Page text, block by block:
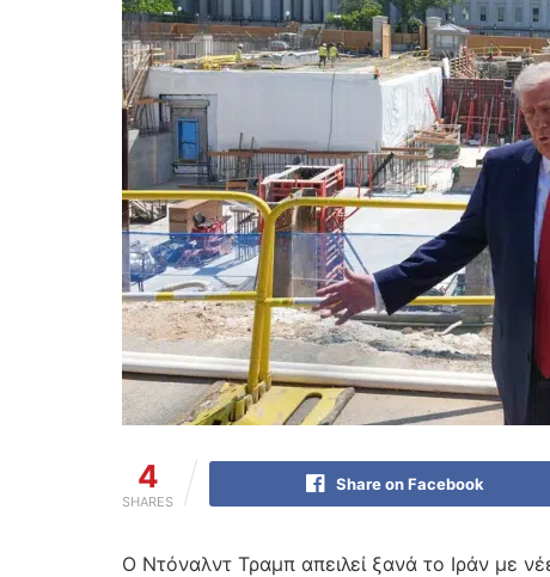
4
SHARES
Share on Facebook
Ο Ντόναλντ Τραμπ απειλεί ξανά το Ιράν με